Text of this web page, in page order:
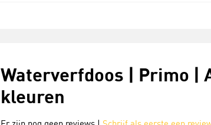
Waterverfdoos | Primo |
kleuren